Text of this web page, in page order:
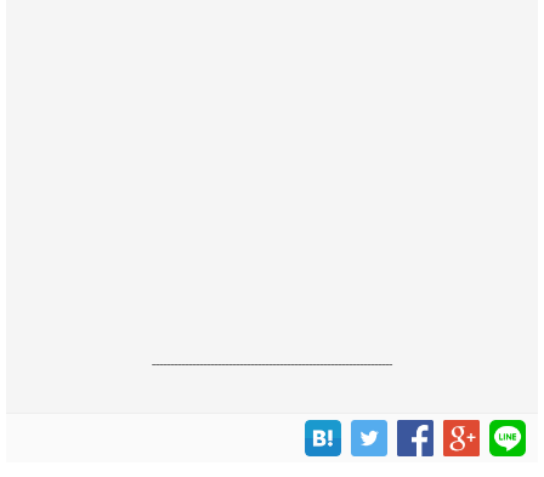
------------------------------------------------------------------